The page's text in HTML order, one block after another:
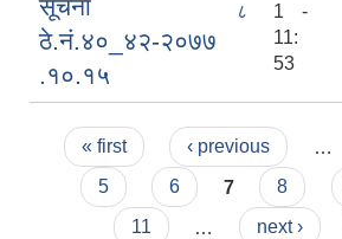
सूचना
ठे.नं.४०_४२-२०७७
.१०.१५
८
1 -
11:
53
Pages
« first ‹ previous
5
6 7 8
11
next ›